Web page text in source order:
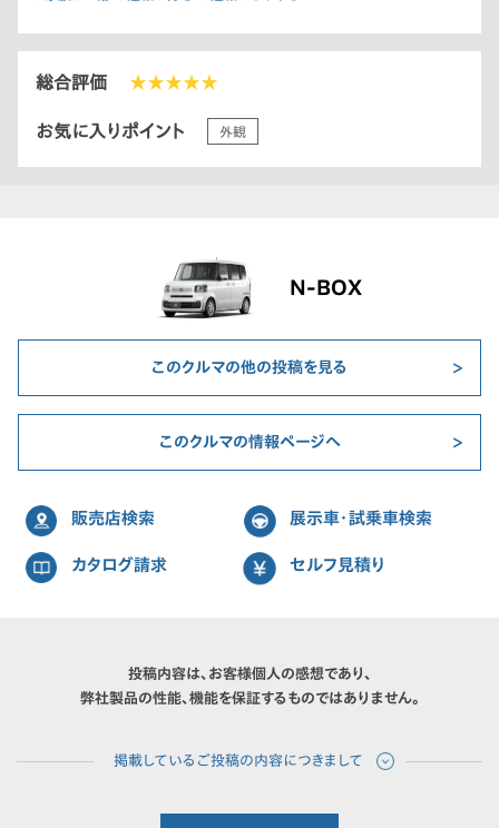
総合評価 ★★★★★
お気に入りポイント 外観
N-BOX
このクルマの他の投稿を見る
このクルマの情報ページへ
販売店検索 展示車・試乗車検索
カタログ請求 セルフ見積り
投稿内容は、お客様個人の感想であり、
弊社製品の性能、機能を保証するものではありません。